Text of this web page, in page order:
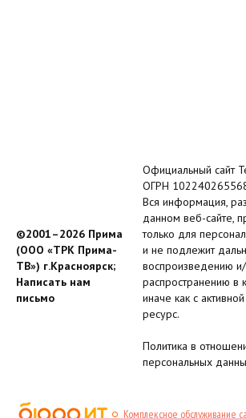
©2001–2026 Прима
(ООО «ТРК Прима-
ТВ») г.Красноярск;
Написать нам
письмо
Официальный сайт
ОГРН
Вся информация,
данном веб-сайте,
только для
и не подлежит
воспроизведению
распространению в
иначе как с
ресурс.
Политика в
персональных
Комплексное обслуживание